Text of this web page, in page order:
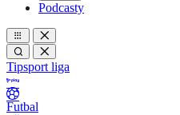
Podcasty
Tipsport liga
Futbal